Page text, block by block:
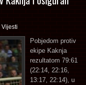
Vijesti
Pobjedom protiv
ekipe Kaknja
rezultatom 79:61
(22:14, 22:16,
13:17, 22:14), u